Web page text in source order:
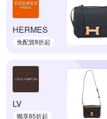
HERMES
免配貨8折起
LV
獨享85折起